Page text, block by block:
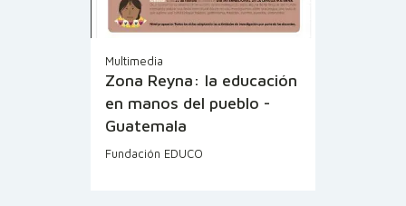
Multimedia
Zona Reyna: la educación
en manos del pueblo -
Guatemala
Fundación EDUCO